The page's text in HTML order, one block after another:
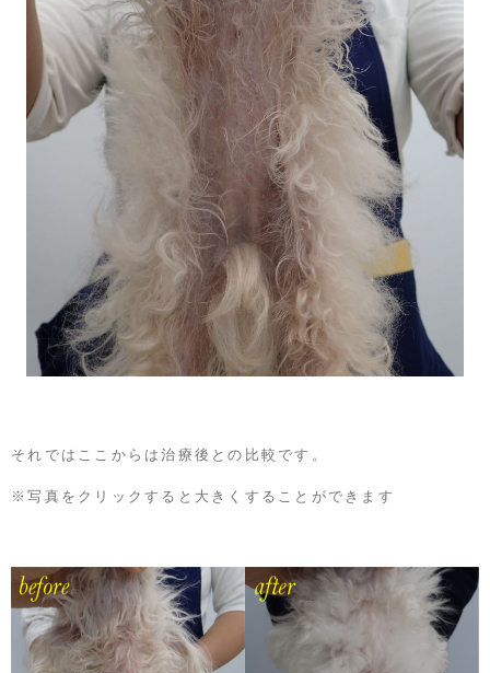
それではここからは治療後との比較です。
※写真をクリックすると大きくすることができます